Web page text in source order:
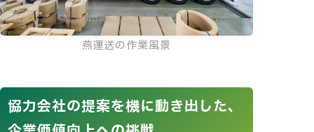
燕運送の作業風景
協力会社の提案を機に動き出した、